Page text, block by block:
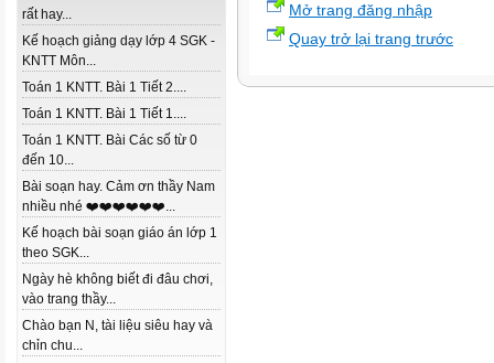
rất hay...
Kế hoạch giảng dạy lớp 4 SGK -
KNTT Môn...
Toán 1 KNTT. Bài 1 Tiết 2....
Toán 1 KNTT. Bài 1 Tiết 1....
Toán 1 KNTT. Bài Các số từ 0
đến 10...
Bài soạn hay. Cảm ơn thầy Nam
nhiều nhé ❤️❤️❤️❤️❤️❤️...
Kế hoạch bài soạn giáo án lớp 1
theo SGK...
Ngày hè không biết đi đâu chơi,
vào trang thầy...
Chào bạn N, tài liệu siêu hay và
chỉn chu...
Mở trang đăng nhập
Quay trở lại trang trước